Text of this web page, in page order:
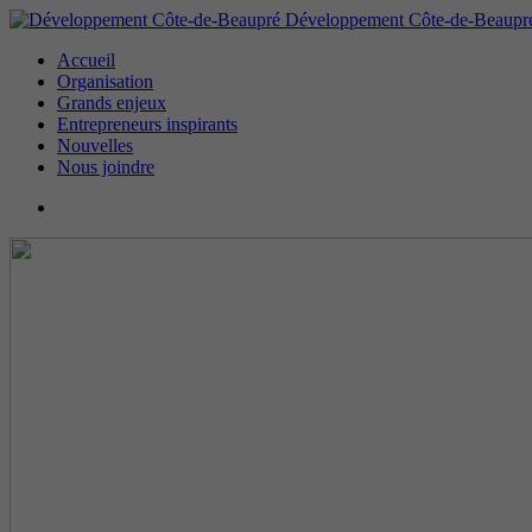
Développement Côte-de-
Accueil
Organisation
Grands enjeux
Entrepreneurs inspirants
Nouvelles
Nous joindre